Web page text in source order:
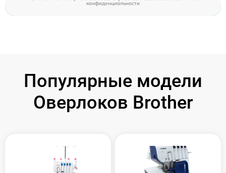
конфиденциальности
Популярные модели
Оверлоков Brother